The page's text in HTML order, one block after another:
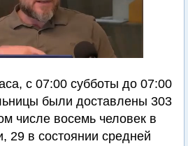
с 07:00 субботы до 07:00
были доставлены 303
числе восемь человек в
29 в состоянии средней